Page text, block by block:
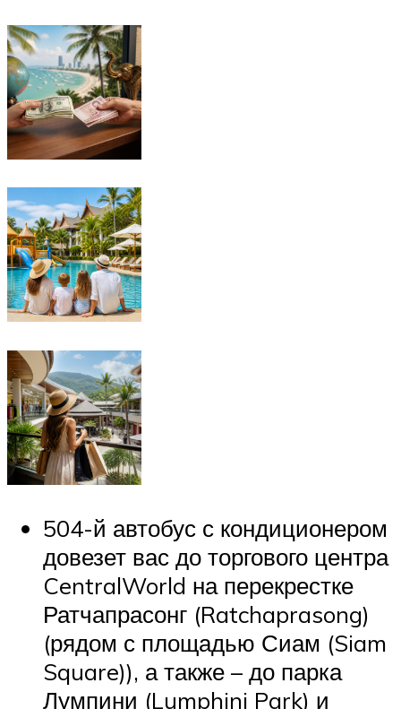
504-й автобус с кондиционером
довезет вас до торгового центра
CentralWorld на перекрестке
Ратчапрасонг (Ratchaprasong)
(рядом с площадью Сиам (Siam
Square)), а также – до парка
Лумпини (Lumphini Park) и